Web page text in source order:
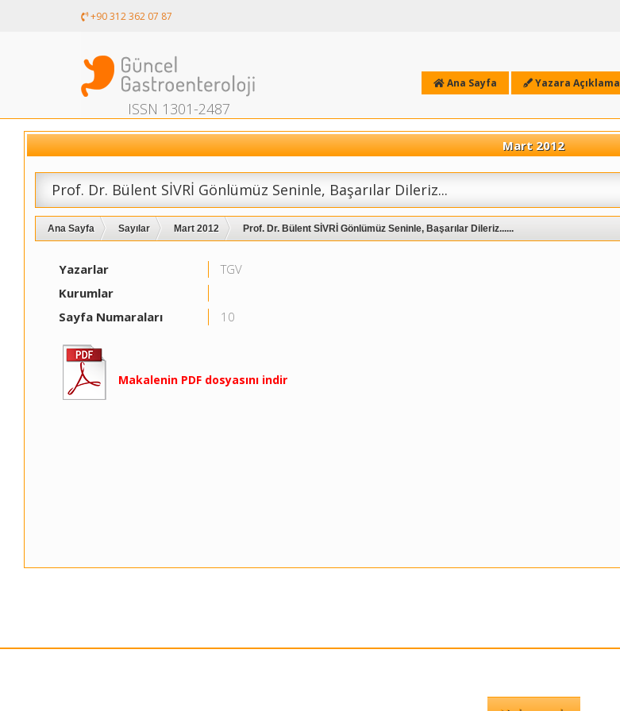
+90 312 362 07 87
ISSN 1301-2487
Ana Sayfa Yazara Açıklama
Mart 2012
Prof. Dr. Bülent SİVRİ Gönlümüz Seninle, Başarılar Dileriz...
Ana Sayfa Sayılar Mart 2012 Prof. Dr. Bülent SİVRİ Gönlümüz Seninle, Başarılar Dileriz......
Yazarlar
TGV
Kurumlar
Sayfa Numaraları
10
Makalenin PDF dosyasını indir